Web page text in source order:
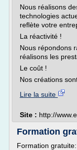
Nous réalisons
technologies
reflète votre
La réactivité !
Nous répondons
réalisons les
Le coût !
Nos créations
Lire la suite
Site : http://
Formation
Formation